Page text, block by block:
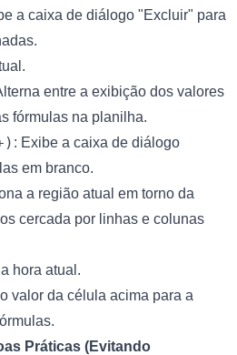
a caixa de diálogo "Excluir" para
entre a exibição dos valores
fórmulas na planilha.
: Exibe a caixa de diálogo
em branco.
a região atual em torno da
cercada por linhas e colunas
hora atual.
valor da célula acima para a
Práticas (Evitando